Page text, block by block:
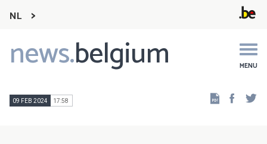
NL
news.belgium MENU
Main
navigation
09 FEB 2024 17:58